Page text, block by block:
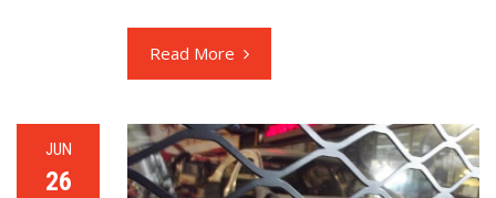
Read More
JUN
26